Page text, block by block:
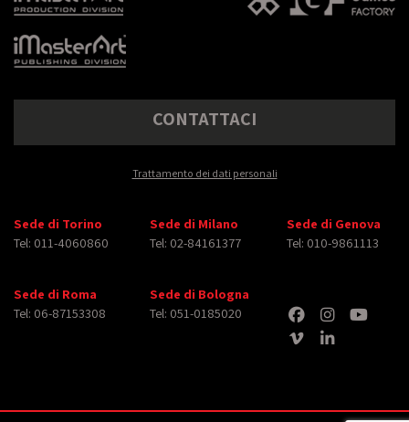
CONTATTACI
Trattamento dei dati personali
Sede di Torino
Tel: 011-4060860
Sede di Milano
Tel: 02-84161377
Sede di Genova
Tel: 010-9861113
Sede di Roma
Tel: 06-87153308
Sede di Bologna
Tel: 051-0185020